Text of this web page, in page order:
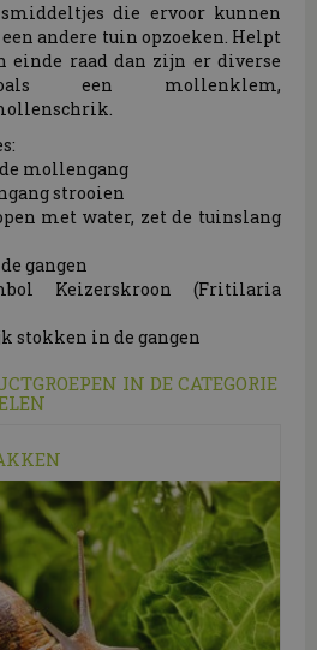
die ervoor kunnen
andere tuin opzoeken. Helpt
einde raad dan zijn er diverse
een mollenklem,
mollengang
strooien
met water, zet de tuinslang
gangen
Keizerskroon (Fritilaria
stokken in de gangen
IN DE CATEGORIE